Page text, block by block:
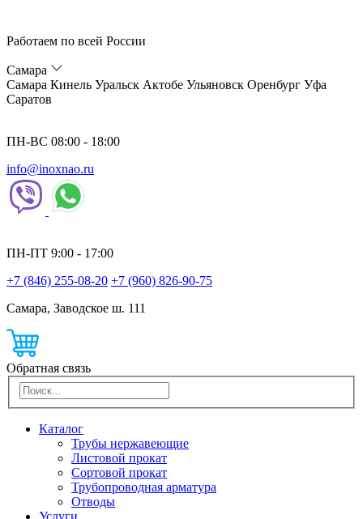
Работаем по всей России
Самара
Самара Кинель Уральск Актобе Ульяновск Оренбург Уфа
Саратов
ПН-ВС 08:00 - 18:00
info@inoxnao.ru
ПН-ПТ 9:00 - 17:00
+7 (846) 255-08-20 +7 (960) 826-90-75
Самара, Заводское ш. 111
Обратная связь
Каталог
Трубы нержавеющие
Листовой прокат
Сортовой прокат
Трубопроводная арматура
Отводы
Услуги